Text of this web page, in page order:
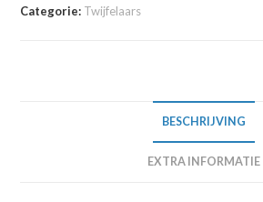
Categorie: Twijfelaars
BESCHRIJVING
EXTRA INFORMATIE